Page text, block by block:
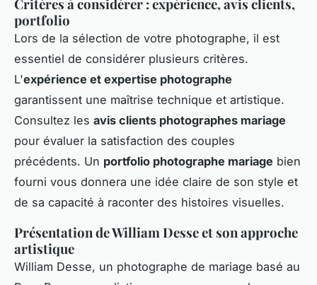
Critères à considérer : expérience, avis clients,
portfolio
Lors de la sélection de votre photographe, il est
essentiel de considérer plusieurs critères.
L'expérience et expertise photographe
garantissent une maîtrise technique et artistique.
Consultez les avis clients photographes mariage
pour évaluer la satisfaction des couples
précédents. Un portfolio photographe mariage bien
fourni vous donnera une idée claire de son style et
de sa capacité à raconter des histoires visuelles.
Présentation de William Desse et son approche
artistique
William Desse, un photographe de mariage basé au